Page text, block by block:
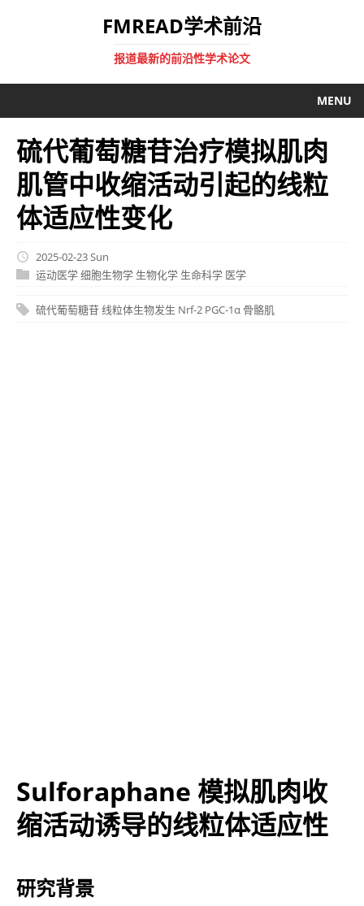
FMREAD学术前沿
报道最新的前沿性学术论文
MENU
硫代葡萄糖苷治疗模拟肌肉
肌管中收缩活动引起的线粒
体适应性变化
2025-02-23 Sun
运动医学细胞生物学 生物化学 生命科学 医学
硫代葡萄糖苷线粒体生物发生 Nrf-2 PGC-1α 骨骼肌
Sulforaphane 模拟肌肉收
缩活动诱导的线粒体适应性
研究背景